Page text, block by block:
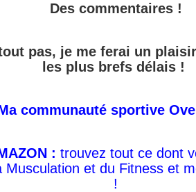
Des commentaires !
pas, je me ferai un
les plus brefs délais !
communauté sportive
: trouvez tout ce dont
Musculation et du Fitness et
!